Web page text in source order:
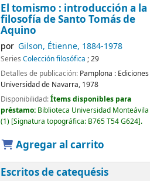
El tomismo : introducción a la
filosofía de Santo Tomás de
Aquino
por Gilson, Étienne, 1884-1978
Series Colección filosófica ; 29
Detalles de publicación: Pamplona : Ediciones
Universidad de Navarra, 1978
Disponibilidad:Ítems disponibles para
préstamo: Biblioteca Universidad Monteávila
(1) Signatura topográfica: B765 T54 G624 .
Agregar al carrito
Escritos de catequésis